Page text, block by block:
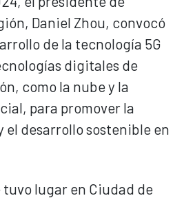
Daniel Zhou, convocó
de la tecnología 5G
digitales de
como la nube y la
para promover la
el desarrollo sostenible en
lugar en Ciudad de